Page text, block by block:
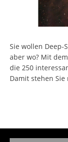
Sie wollen Deep-
aber wo? Mit
die 250
Damit stehen